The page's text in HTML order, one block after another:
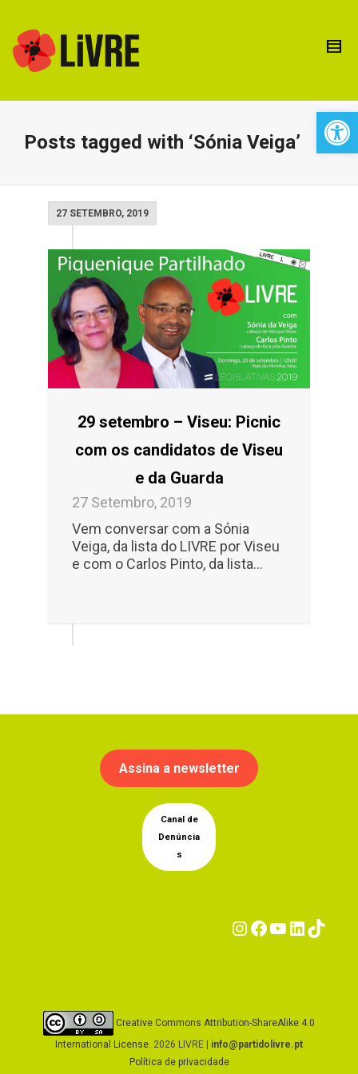
Posts tagged with ‘Sónia Veiga’
27 SETEMBRO, 2019
29 setembro – Viseu: Picnic
com os candidatos de Viseu
e da Guarda
27 Setembro, 2019
Vem conversar com a Sónia
Veiga, da lista do LIVRE por Viseu
e com o Carlos Pinto, da lista...
Assina a newsletter
Canal de
Denúncia
s
Instagram
Facebook
Creative Commons Attribution-ShareAlike 4.0
International License. 2026 LIVRE | info@partidolivre.pt
Política de privacidade